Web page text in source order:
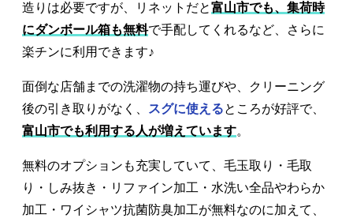
造りは必要ですが、リネットだと富山市でも、集荷時
にダンボール箱も無料で手配してくれるなど、さらに
楽チンに利用できます♪
面倒な店舗までの洗濯物の持ち運びや、クリーニング
後の引き取りがなく、
スグに使えるところが好評で、
富山市でも利用する人が増えています。
無料のオプションも充実していて、毛玉取り・毛取
り・しみ抜き・リファイン加工・水洗い全品やわらか
加工・ワイシャツ抗菌防臭加工が無料なのに加えて、